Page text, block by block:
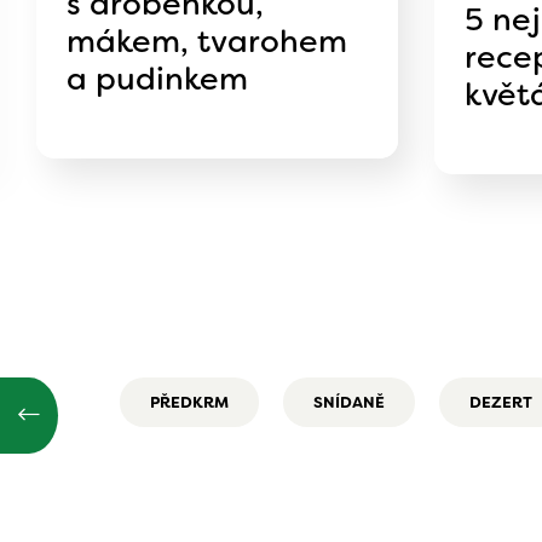
mákem, tvarohem
a pudinkem
5
PŘEDKRM SNÍDANĚ DEZERT